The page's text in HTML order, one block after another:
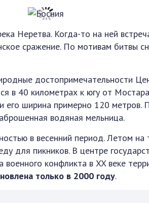
Неретва. Когда-то на ней
сражение. По мотивам битвы
достопримечательности
в 40 километрах к югу от
его ширина примерно 120 метров.
водяная мельница.
в весенний период. Летом на
для пикников. В центре
конфликта в XX веке
только в 2000 году.